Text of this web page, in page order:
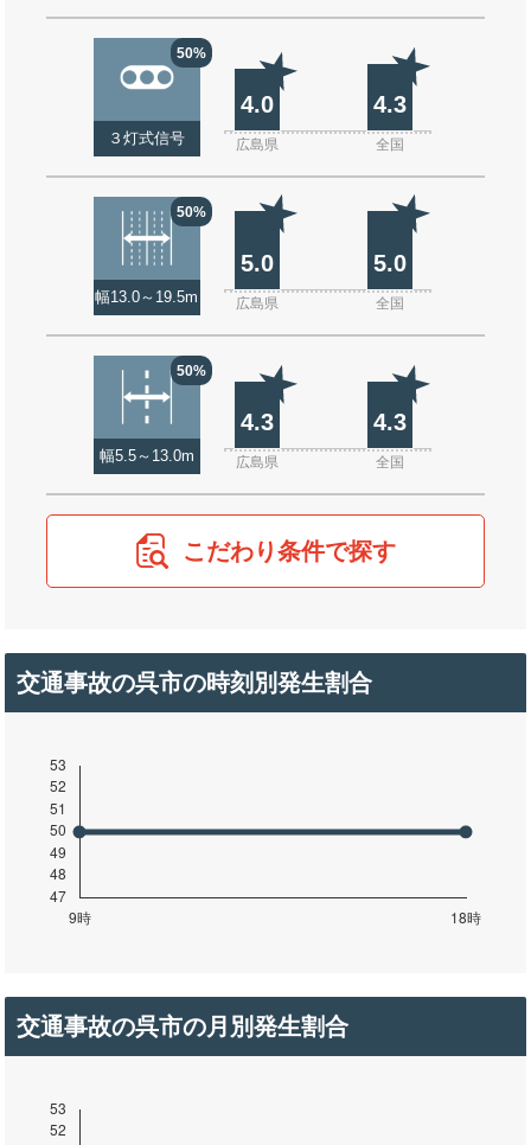
50%
３灯式信号
4.0 4.3
広島県 全国
50%
幅13.0～19.5m
5.0 5.0
広島県 全国
50%
幅5.5～13.0m
4.3 4.3
広島県 全国
こだわり条件で探す
交通事故の呉市の時刻別発生割合
交通事故の呉市の月別発生割合